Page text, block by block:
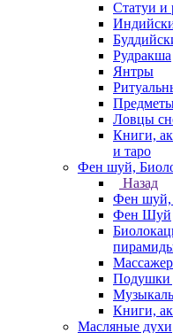
Статуи и
Рудракша
Янтры
Ловцы
Книги,
и таро
Фен шуй,
Назад
Фен шуй,
Фен Шуй
Подушки
Книги,
Масляные духи